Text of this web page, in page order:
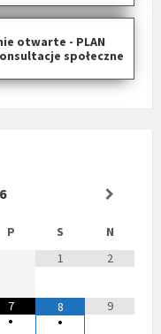
otwarte - PLAN
społeczne
P S
N
1
2
7
•
8
•
9